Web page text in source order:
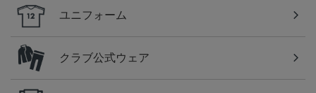
ユニフォーム
クラブ公式ウェア